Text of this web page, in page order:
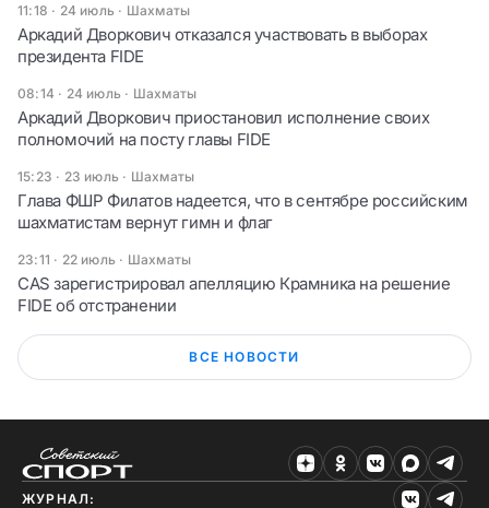
11:18 · 24 июль · Шахматы
Аркадий Дворкович отказался участвовать в выборах
президента FIDE
08:14 · 24 июль · Шахматы
Аркадий Дворкович приостановил исполнение своих
полномочий на посту главы FIDE
15:23 · 23 июль · Шахматы
Глава ФШР Филатов надеется, что в сентябре российским
шахматистам вернут гимн и флаг
23:11 · 22 июль · Шахматы
CAS зарегистрировал апелляцию Крамника на решение
FIDE об отстранении
ВСЕ НОВОСТИ
ЖУРНАЛ: